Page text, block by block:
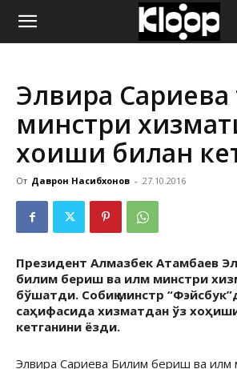
ҚИРҒИЗИСТОН
ЯНГИЛИКЛАРИ
Элвира
минстри
хоҳиши билан
От Даврон Насибхонов - 27.10.2016
Президент Алмазбек Атамбаев
билим бериш ва илм минстри
бўшатди. Собиқ минстр
саҳифасида хизматдан ўз
кетганини ёзди.
Элвира Сариева Билим бериш ва илм